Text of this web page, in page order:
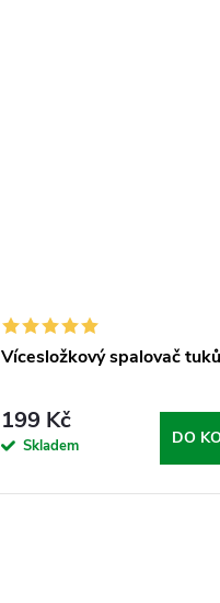
Vícesložkový spalovač tuků
199 Kč
Skladem DO